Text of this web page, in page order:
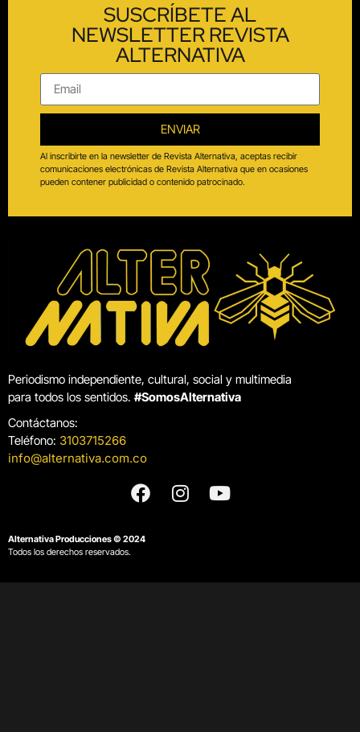
SUSCRÍBETE AL
NEWSLETTER REVISTA
ALTERNATIVA
ENVIAR
Al inscribirte en la newsletter de Revista Alternativa, aceptas recibir
comunicaciones electrónicas de Revista Alternativa que en ocasiones
pueden contener publicidad o contenido patrocinado.
Periodismo independiente, cultural, social y multimedia
para todos los sentidos. #SomosAlternativa
Contáctanos:
Teléfono: 3103715266
info@alternativa.com.co
Alternativa Producciones © 2024
Todos los derechos reservados.